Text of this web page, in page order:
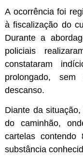
A ocorrência foi
à fiscalização do
Durante a
policiais
constataram
prolongado,
descanso.
Diante da
do caminhão,
cartelas contendo
substância